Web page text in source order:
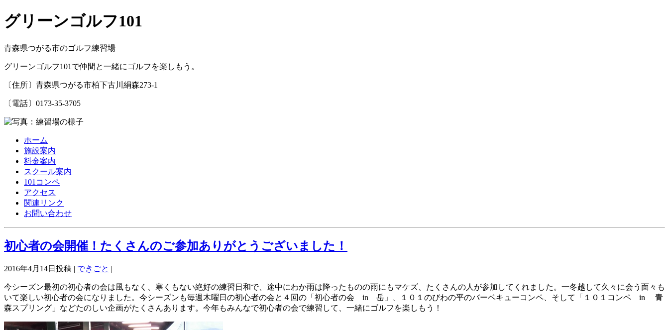
グリーンゴルフ101
青森県つがる市のゴルフ練習場
グリーンゴルフ101で仲間と一緒にゴルフを楽しもう。
〔住所〕青森県つがる市柏下古川絹森273-1
〔電話〕0173-35-3705
ホーム
施設案内
料金案内
スクール案内
101コンペ
アクセス
関連リンク
お問い合わせ
初心者の会開催！たくさんのご参加ありがとうございました！
2016年4月14日投稿 | できごと |
今シーズン最初の初心者の会は風もなく、寒くもない絶好の練習日和で、途中にわか雨は降ったものの雨にもマケズ、たくさんの人が参加してくれました。一冬越して久々に会う面々も
いて楽しい初心者の会になりました。今シーズンも毎週木曜日の初心者の会と４回の「初心者の会 in 岳」、１０１のびわの平のバーベキューコンペ、そして「１０１コンペ in 青
森スプリング」などたのしい企画がたくさんあります。今年もみんなで初心者の会で練習して、一緒にゴルフを楽しもう！